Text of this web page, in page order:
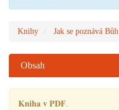
Knihy Jak se poznává Bůh
Obsah
Kniha v PDF.